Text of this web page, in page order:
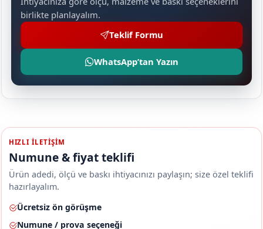
birlikte planlayalım.
Teklif Formu
WhatsApp’tan Yazın
HIZLI ILETIŞIM
Numune & fiyat teklifi
Ürün adedi, ölçü ve baskı ihtiyacınızı paylaşın; size özel teklifi
hazırlayalım.
Ücretsiz ön görüşme
Numune / prova seçeneği